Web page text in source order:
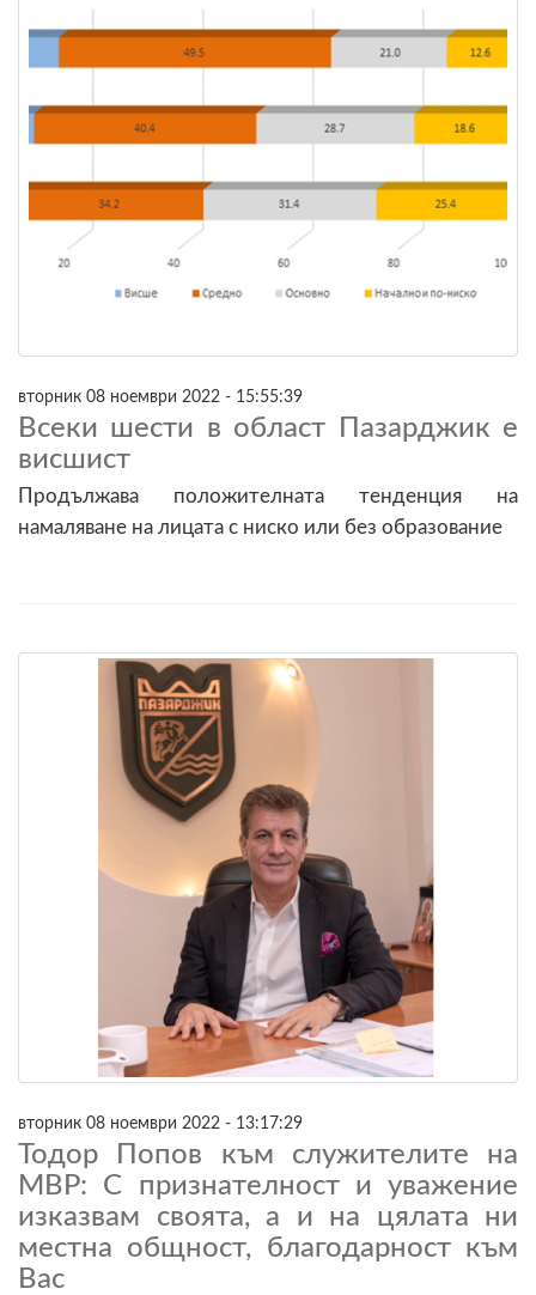
вторник 08 ноември 2022 - 15:55:39
Всеки шести в област Пазарджик е
висшист
Продължава положителната тенденция на
намаляване на лицата с ниско или без образование
вторник 08 ноември 2022 - 13:17:29
Тодор Попов към служителите на
МВР: С признателност и уважение
изказвам своята, а и на цялата ни
местна общност, благодарност към
Вас